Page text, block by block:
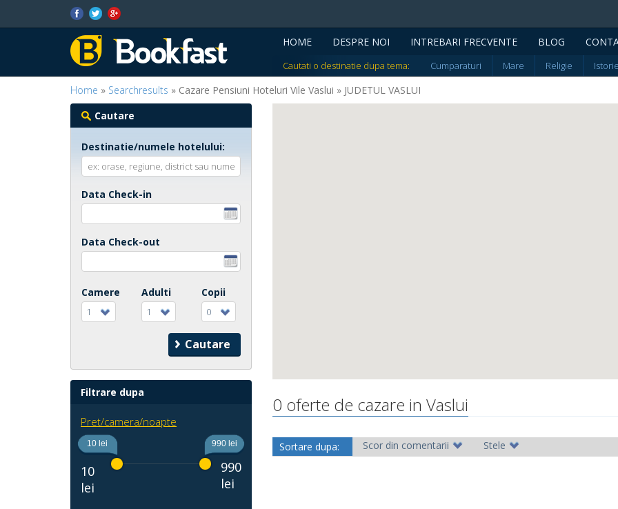
HOME DESPRE NOI INTREBARI FRECVENTE BLOG
Cautati o destinatie dupa tema:
Cumparaturi Mare Religie Istorie
Home » Searchresults » Cazare Pensiuni Hoteluri Vile Vaslui » JUDETUL VASLUI
Cautare
Destinatie/numele hotelului:
Data Check-in
Data Check-out
Camere
1
Adulti
1
Copii
0
Filtrare dupa
Pret/camera/noapte
10
lei
10 lei 990 lei
990
lei
0 oferte de cazare in Vaslui
Sortare dupa: Scor din comentarii Stele